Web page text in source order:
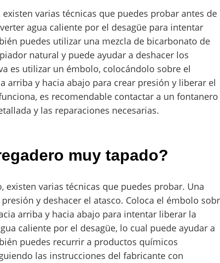
varias técnicas que puedes probar antes de
agua caliente por el desagüe para intentar
puedes utilizar una mezcla de bicarbonato de
natural y puede ayudar a deshacer los
es utilizar un émbolo, colocándolo sobre el
arriba y hacia abajo para crear presión y liberar el
es recomendable contactar a un fontanero
y las reparaciones necesarias.
muy tapado?
existen varias técnicas que puedes probar. Una
y deshacer el atasco. Coloca el émbolo
arriba y hacia abajo para intentar liberar la
caliente por el desagüe, lo cual puede ayudar a
puedes recurrir a productos químicos
las instrucciones del fabricante con